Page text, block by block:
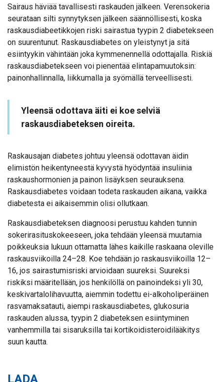
Sairaus häviää tavallisesti raskauden jälkeen. Verensokeria
seurataan silti synnytyksen jälkeen säännöllisesti, koska
raskausdiabeetikkojen riski sairastua tyypin 2 diabetekseen
on suurentunut. Raskausdiabetes on yleistynyt ja sitä
esiintyykin vähintään joka kymmenennellä odottajalla. Riskiä
raskausdiabetekseen voi pienentää elintapamuutoksin:
painonhallinnalla, liikkumalla ja syömällä terveellisesti.
Yleensä odottava äiti ei koe selviä
raskausdiabeteksen oireita.
Raskausajan diabetes johtuu yleensä odottavan äidin
elimistön heikentyneestä kyvystä hyödyntää insuliinia
raskaushormonien ja painon lisäyksen seurauksena.
Raskausdiabetes voidaan todeta raskauden aikana, vaikka
diabetesta ei aikaisemmin olisi ollutkaan.
Raskausdiabeteksen diagnoosi perustuu kahden tunnin
sokerirasituskokeeseen, joka tehdään yleensä muutamia
poikkeuksia lukuun ottamatta lähes kaikille raskaana oleville
raskausviikoilla 24–28. Koe tehdään jo raskausviikoilla 12–
16, jos sairastumisriski arvioidaan suureksi. Suureksi
riskiksi määritellään, jos henkilöllä on painoindeksi yli 30,
keskivartalolihavuutta, aiemmin todettu ei-alkoholiperäinen
rasvamaksatauti, aiempi raskausdiabetes, glukosuria
raskauden alussa, tyypin 2 diabeteksen esiintyminen
vanhemmilla tai sisaruksilla tai kortikoidisteroidilääkitys
suun kautta.
LADA